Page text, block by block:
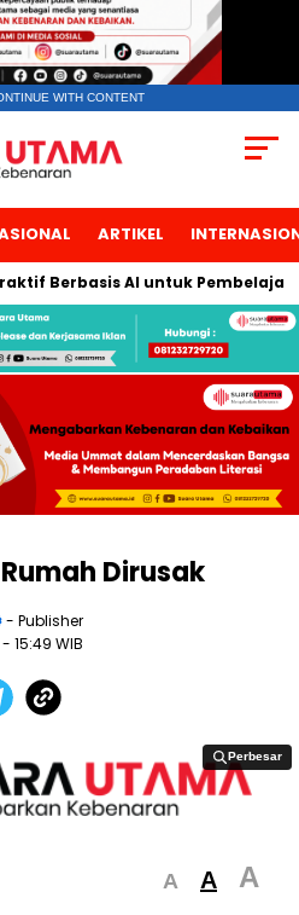
WITH CONTENT
ARTIKEL
AI untuk Pembelajaran
Dirusak
- Publisher
- 15:49 WIB
Perbesar
Perbesar
A A A